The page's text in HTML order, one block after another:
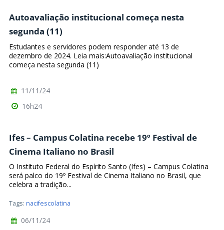
Autoavaliação institucional começa nesta
segunda (11)
Estudantes e servidores podem responder até 13 de
dezembro de 2024. Leia mais:Autoavaliação institucional
começa nesta segunda (11)
11/11/24
16h24
Ifes – Campus Colatina recebe 19º Festival de
Cinema Italiano no Brasil
O Instituto Federal do Espírito Santo (Ifes) – Campus Colatina
será palco do 19º Festival de Cinema Italiano no Brasil, que
celebra a tradição...
Tags: nacifescolatina
06/11/24